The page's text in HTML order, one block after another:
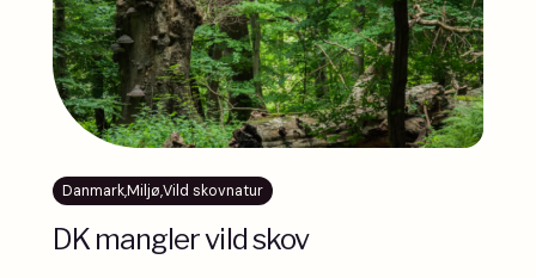
Danmark,Miljø,Vild skovnatur
DK mangler vild skov